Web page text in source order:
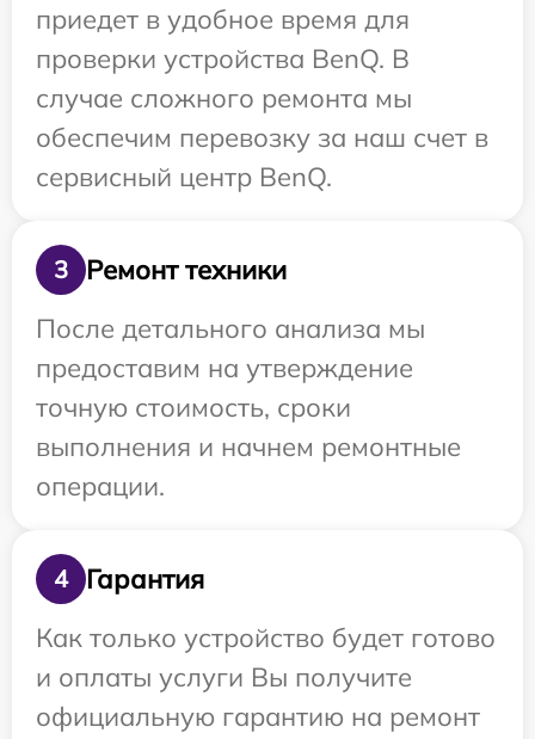
приедет в удобное время для
проверки устройства BenQ. В
случае сложного ремонта мы
обеспечим перевозку за наш счет в
сервисный центр BenQ.
3
Ремонт техники
После детального анализа мы
предоставим на утверждение
точную стоимость, сроки
выполнения и начнем ремонтные
операции.
4
Гарантия
Как только устройство будет готово
и оплаты услуги Вы получите
официальную гарантию на ремонт